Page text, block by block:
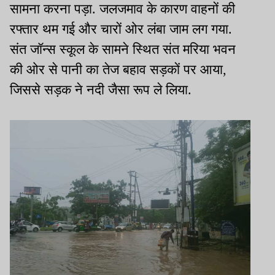
सामना करना पड़ा. जलजमाव के कारण वाहनों की
रफ्तार थम गई और चारों ओर लंबा जाम लग गया.
संत जॉन्स स्कूल के सामने स्थित संत मरिया भवन
की ओर से पानी का तेज बहाव सड़कों पर आया,
जिससे सड़क ने नदी जैसा रूप ले लिया.